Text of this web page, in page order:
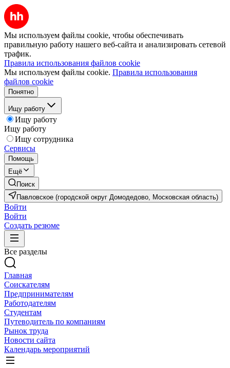
Мы используем файлы cookie, чтобы обеспечивать
правильную работу нашего веб-сайта и анализировать сетевой
трафик.
Правила использования файлов cookie
Мы используем файлы cookie. Правила использования
файлов cookie
Понятно
Ищу работу
Ищу работу
Ищу работу
Ищу сотрудника
Сервисы
Помощь
Ещё
Поиск
Павловское (городской округ Домодедово, Московская область)
Войти
Войти
Создать резюме
Все разделы
Главная
Соискателям
Предпринимателям
Работодателям
Студентам
Путеводитель по компаниям
Рынок труда
Новости сайта
Календарь мероприятий